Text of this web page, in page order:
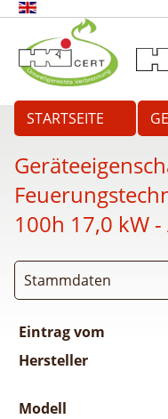
STARTSEITE
100h 17,0 kW -
Stammdaten
Eintrag vom
Hersteller
Modell